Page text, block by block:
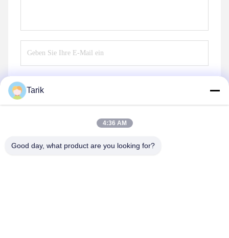
Tarik
4:36 AM
Good day, what product are you looking for?